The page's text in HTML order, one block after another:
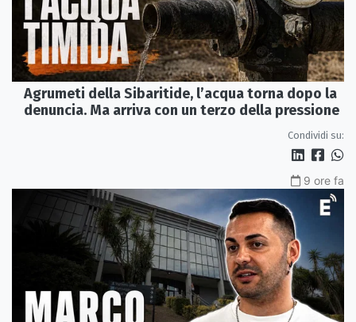
Agrumeti della Sibaritide, l’acqua torna dopo la
denuncia. Ma arriva con un terzo della pressione
Condividi su:
9 ore fa